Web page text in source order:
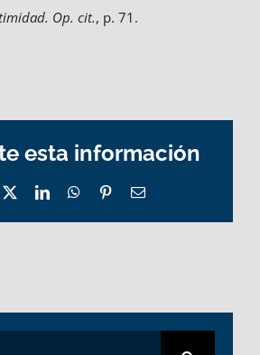
Op. cit., p. 71.
esta información
LinkedInWhatsApp
PinterestEmail